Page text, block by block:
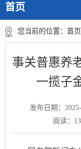
首页
您当前的位置： 首页
事关普惠养
一揽子
发布日期：
阅读：